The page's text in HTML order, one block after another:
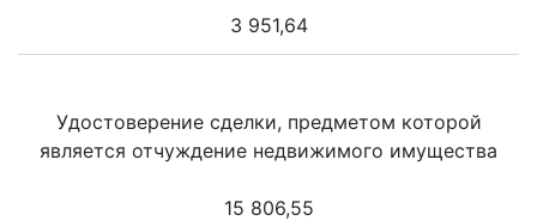
3 951,64
Удостоверение сделки, предметом которой
является отчуждение недвижимого имущества
15 806,55